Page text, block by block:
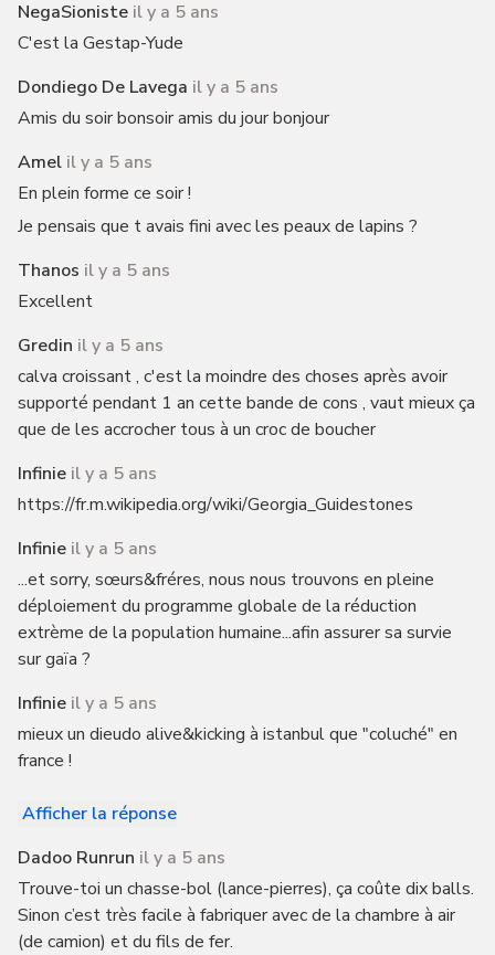
NegaSioniste il y a 5 ans
C'est la Gestap-Yude
Dondiego De Lavega il y a 5 ans
Amis du soir bonsoir amis du jour bonjour
Amel il y a 5 ans
En plein forme ce soir !
Je pensais que t avais fini avec les peaux de lapins ?
Thanos il y a 5 ans
Excellent
Gredin il y a 5 ans
calva croissant , c'est la moindre des choses après avoir
supporté pendant 1 an cette bande de cons , vaut mieux ça
que de les accrocher tous à un croc de boucher
Infinie il y a 5 ans
https://fr.m.wikipedia.org/wiki/Georgia_Guidestones
Infinie il y a 5 ans
...et sorry, sœurs&fréres, nous nous trouvons en pleine
déploiement du programme globale de la réduction
extrème de la population humaine...afin assurer sa survie
sur gaïa ?
Infinie il y a 5 ans
mieux un dieudo alive&kicking à istanbul que "coluché" en
france !
Afficher la réponse
Dadoo Runrun il y a 5 ans
Trouve-toi un chasse-bol (lance-pierres), ça coûte dix balls.
Sinon c’est très facile à fabriquer avec de la chambre à air
(de camion) et du fils de fer.